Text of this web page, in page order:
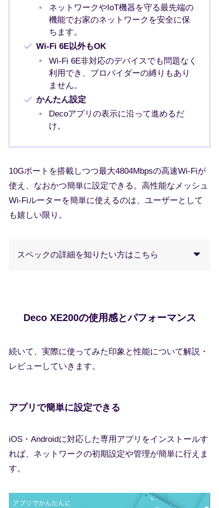
ネットワークやIoT機器を守る最先端の
機能でお家のネットワークを安全に保
ちます。
Wi-Fi 6E以外もOK
Wi-Fi 6E非対応のデバイスでも問題なく
利用でき、プロバイダーの縛りもあり
ません。
かんたん設定
Decoアプリの表示に沿って進めるだ
け。
10Gポートを搭載しつつ最大4804Mbpsの高速Wi-Fiが
使え、なおかつ簡単に設定できる。高性能なメッシュ
Wi-Fiルーターを簡単に使えるのは、ユーザーとして
も嬉しい限り。
スペックの詳細を知りたい方はこちら
Deco XE200の使用感とパフォーマンス
続いて、実際に使ってみた印象と性能について解説・
レビューしていきます。
アプリで簡単に設定できる
iOS・Androidに対応した専用アプリをインストールす
れば、ネットワークの初期設定や管理が簡単に行えま
す。